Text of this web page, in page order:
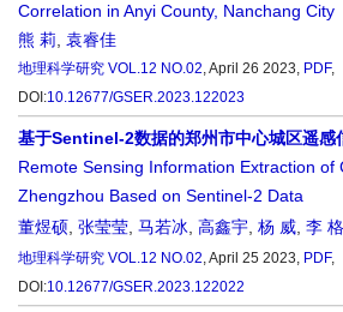
Correlation in Anyi County, Nanchang City
熊 莉
袁睿佳
地理科学研究 VOL.12 NO.02, April 26 2023, PDF,
DOI:10.12677/GSER.2023.122023
基于Sentinel-2数据的郑州市中心城区遥感
Remote Sensing Information Extraction of
Zhengzhou Based on Sentinel-2 Data
董煜硕 张莹莹 马若冰 高鑫宇 杨 威 李 格
地理科学研究 VOL.12 NO.02, April 25 2023, PDF,
DOI:10.12677/GSER.2023.122022